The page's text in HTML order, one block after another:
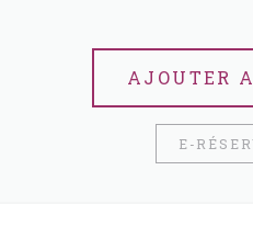
AJOUTER
E-